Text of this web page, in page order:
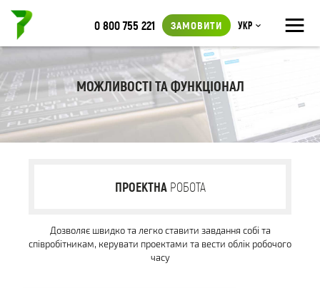
≡
0 800 755 221 ЗАМОВИТИ Укр
МОЖЛИВОСТІ ТА ФУНКЦІОНАЛ
ПРОЕКТНАРОБОТА
Дозволяє швидко та легко ставити завдання собі та
співробітникам, керувати проектами та вести облік робочого
часу